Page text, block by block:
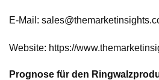
E-Mail:
Website: https://
Prognose für den